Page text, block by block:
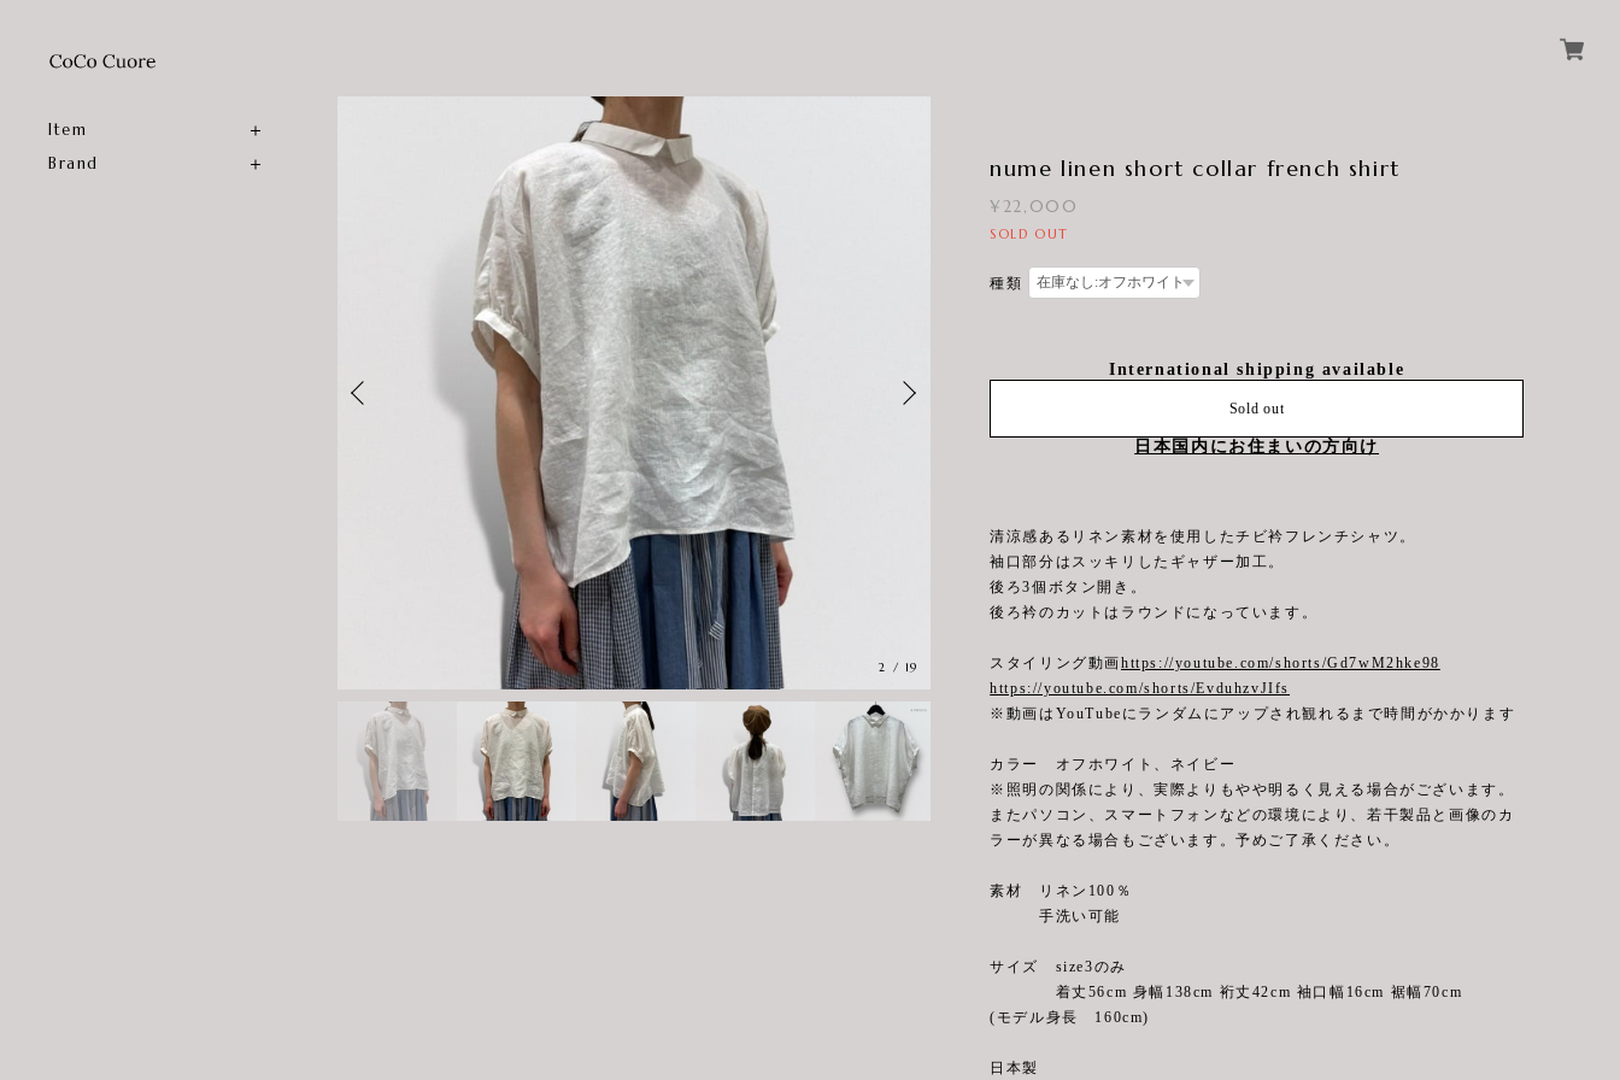
Item
Brand
2 / 19
nume linen short collar french shirt
¥22,000
SOLD OUT
種類
International shipping available
Sold out
日本国内にお住まいの方向け
清涼感あるリネン素材を使用したチビ衿フレンチシャツ。
袖口部分はスッキリしたギャザー加工。
後ろ3個ボタン開き。
後ろ衿のカットはラウンドになっています。
スタイリング動画https://youtube.com/shorts/Gd7wM2hke98
https://youtube.com/shorts/EvduhzvJIfs
※動画はYouTubeにランダムにアップされ観れるまで時間がかかります
カラー オフホワイト、ネイビー
※照明の関係により、実際よりもやや明るく見える場合がございます。
またパソコン、スマートフォンなどの環境により、若干製品と画像のカ
ラーが異なる場合もございます。予めご了承ください。
素材 リネン100％
手洗い可能
サイズ size3のみ
着丈56cm 身幅138cm 裄丈42cm 袖口幅16cm 裾幅70cm
(モデル身長 160cm)
日本製